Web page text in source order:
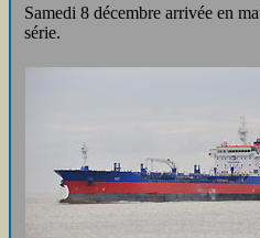
Samedi 8 décembre arrivée en
série.